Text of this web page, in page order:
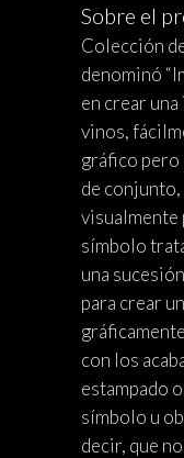
Sobre el
Colección
denominó
en crear una
vinos,
gráfico pero
de
visualmente
símbolo
una
para crear
con los
estampado
símbolo u
decir, que